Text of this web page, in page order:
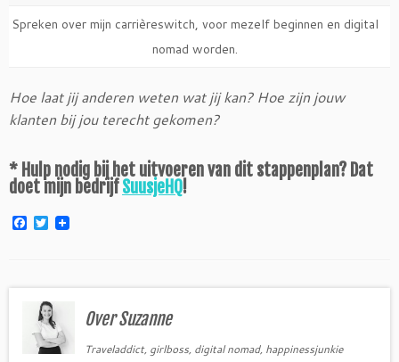
Spreken over mijn carrièreswitch, voor mezelf beginnen en digital
nomad worden.
Hoe laat jij anderen weten wat jij kan? Hoe zijn jouw
klanten bij jou terecht gekomen?
* Hulp nodig bij het uitvoeren van dit stappenplan? Dat
doet mijn bedrijfSuusjeHQ!
F
o
T
w
e
r
Over Suzanne
Traveladdict, girlboss, digital nomad, happinessjunkie